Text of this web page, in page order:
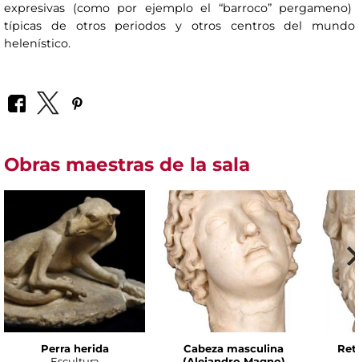
expresivas (como por ejemplo el “barroco” pergameno)
típicas de otros periodos y otros centros del mundo
helenístico.
Obras maestras de la sala
Perra herida
Cabeza masculina